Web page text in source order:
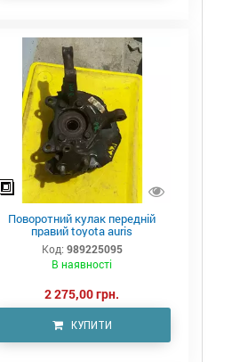
Поворотний кулак передній
правий toyota auris
Код: 989225095
В наявності
2 275,00 грн.
КУПИТИ